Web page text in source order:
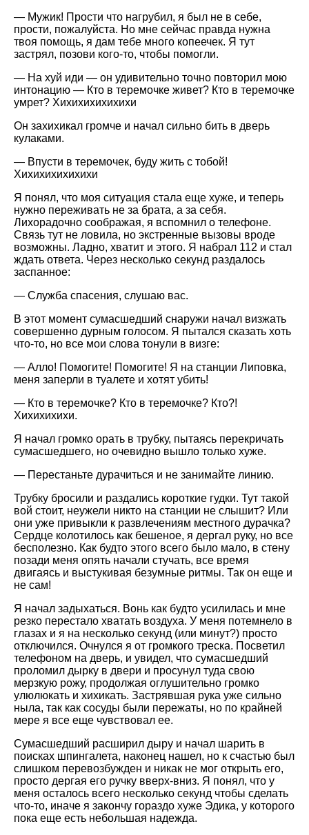
— Мужик! Прости что нагрубил, я был не в себе,
прости, пожалуйста. Но мне сейчас правда нужна
твоя помощь, я дам тебе много копеечек. Я тут
застрял, позови кого-то, чтобы помогли.
— На хуй иди — он удивительно точно повторил мою
интонацию — Кто в теремочке живет? Кто в теремочке
умрет? Хихихихихихихи
Он захихикал громче и начал сильно бить в дверь
кулаками.
— Впусти в теремочек, буду жить с тобой!
Хихихихихихихи
Я понял, что моя ситуация стала еще хуже, и теперь
нужно переживать не за брата, а за себя.
Лихорадочно соображая, я вспомнил о телефоне.
Связь тут не ловила, но экстренные вызовы вроде
возможны. Ладно, хватит и этого. Я набрал 112 и стал
ждать ответа. Через несколько секунд раздалось
заспанное:
— Служба спасения, слушаю вас.
В этот момент сумасшедший снаружи начал визжать
совершенно дурным голосом. Я пытался сказать хоть
что-то, но все мои слова тонули в визге:
— Алло! Помогите! Помогите! Я на станции Липовка,
меня заперли в туалете и хотят убить!
— Кто в теремочке? Кто в теремочке? Кто?!
Хихихихихи.
Я начал громко орать в трубку, пытаясь перекричать
сумасшедшего, но очевидно вышло только хуже.
— Перестаньте дурачиться и не занимайте линию.
Трубку бросили и раздались короткие гудки. Тут такой
вой стоит, неужели никто на станции не слышит? Или
они уже привыкли к развлечениям местного дурачка?
Сердце колотилось как бешеное, я дергал руку, но все
бесполезно. Как будто этого всего было мало, в стену
позади меня опять начали стучать, все время
двигаясь и выстукивая безумные ритмы. Так он еще и
не сам!
Я начал задыхаться. Вонь как будто усилилась и мне
резко перестало хватать воздуха. У меня потемнело в
глазах и я на несколько секунд (или минут?) просто
отключился. Очнулся я от громкого треска. Посветил
телефоном на дверь, и увидел, что сумасшедший
проломил дырку в двери и просунул туда свою
мерзкую рожу, продолжая оглушительно громко
улюлюкать и хихикать. Застрявшая рука уже сильно
ныла, так как сосуды были пережаты, но по крайней
мере я все еще чувствовал ее.
Сумасшедший расширил дыру и начал шарить в
поисках шпингалета, наконец нашел, но к счастью был
слишком перевозбужден и никак не мог открыть его,
просто дергая его ручку вверх-вниз. Я понял, что у
меня осталось всего несколько секунд чтобы сделать
что-то, иначе я закончу гораздо хуже Эдика, у которого
пока еще есть небольшая надежда.